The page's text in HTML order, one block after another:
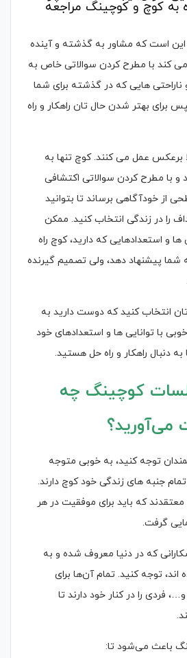
به کوچ و کوچینگ مراجعه
است که مشاور به گذشته و آینده
کند با مطرح کردن سوالاتی خاص به
هایی که در گذشته برای شما
برای بهتر شدن حال تان راهکار و راه
برعکس عمل می کنند. کوچ تنها به
و با مطرح کردن سوالاتی اکتشافی
از خودآگاهی برساند تا بتوانید
را در زندگی انتخاب کنید. ممکن
و استعدادهایی که دارید، کوچ راه
شما پیشنهاد دهد، ولی تصمیم گیرنده
انتخاب کنید که دوست دارید به
با توانایی ها و استعدادهای خود
به دنبال راهکار و راه حل هستید.
کوچینگ چه
توجه کنید، به خوبی متوجه
جنبه های زندگی خود کوچ دارند.
که باید برای موفقیت در هر
گرفت.
که در دنیا معروف شده و به
توجه کنید. تمام آن‌ها برای
فردی را در کنار خود دارند تا
باعث می‌شود تا: